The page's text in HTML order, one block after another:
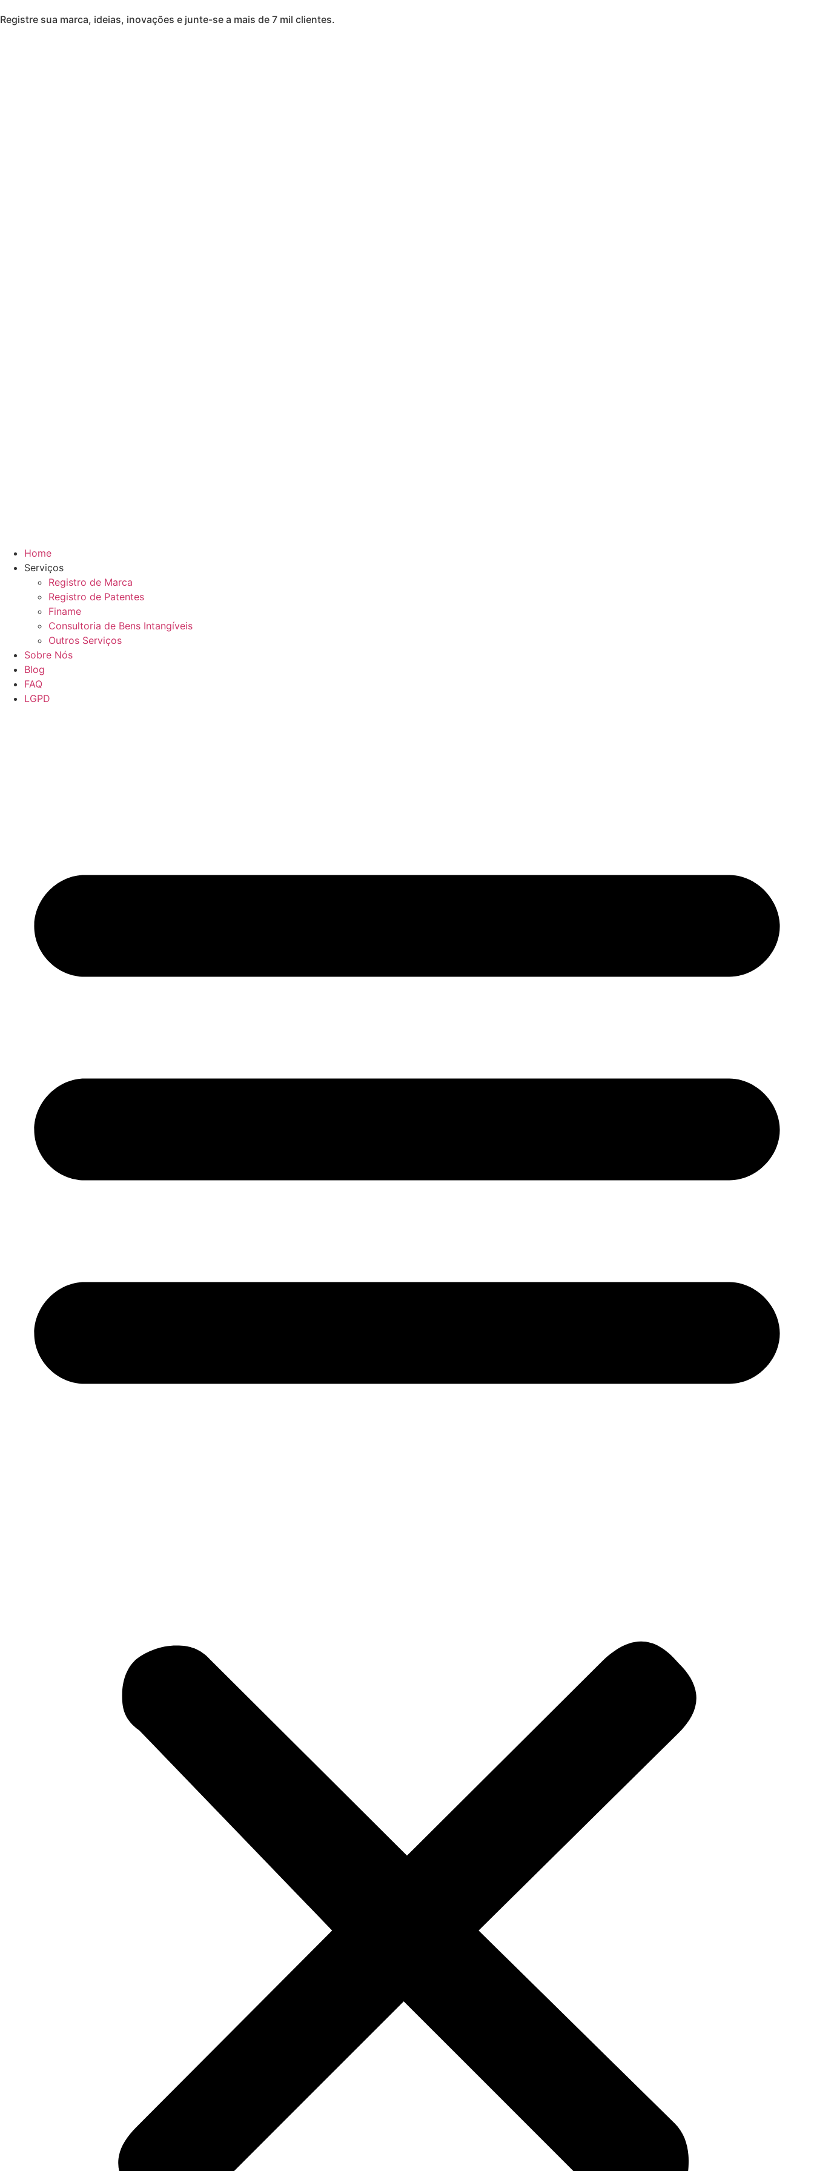
Registre sua marca, ideias, inovações e junte-se a mais de 7 mil clientes.
Home
Serviços
Registro de Marca
Registro de Patentes
Finame
Consultoria de Bens Intangíveis
Outros Serviços
Sobre Nós
Blog
FAQ
LGPD